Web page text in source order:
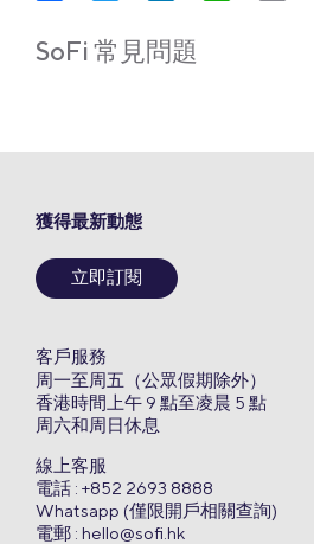
SoFi 常見問題
獲得最新動態
立即訂閱
客戶服務
周一至周五（公眾假期除外）
香港時間上午 9 點至凌晨 5 點
周六和周日休息
線上客服
電話 : +852 2693 8888
Whatsapp (僅限開戶相關查詢)
電郵 : hello@sofi.hk